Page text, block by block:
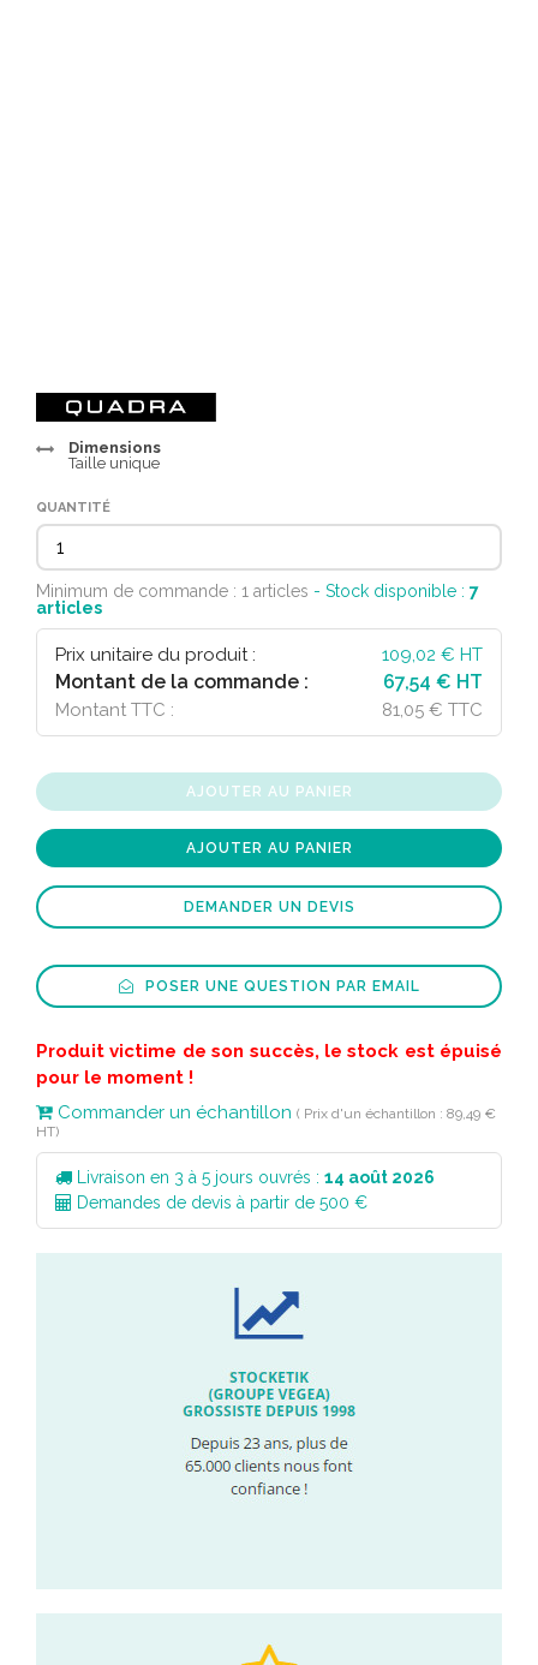
Dimensions
Taille unique
QUANTITÉ
Minimum de commande : 1 articles - Stock disponible : 7
articles
Prix unitaire du produit : 109,02 € HT
Montant de la commande : 67,54 € HT
Montant TTC : 81,05 € TTC
AJOUTER AU PANIER
AJOUTER AU PANIER
DEMANDER UN DEVIS
POSER UNE QUESTION PAR EMAIL
Produit victime de son succès, le stock est épuisé
pour le moment !
Commander un échantillon ( Prix d'un échantillon : 89,49 €
HT)
Livraison en 3 à 5 jours ouvrés : 14 août 2026
Demandes de devis à partir de 500 €